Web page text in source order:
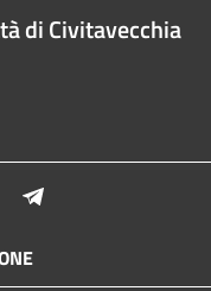
di Civitavecchia
Youtube